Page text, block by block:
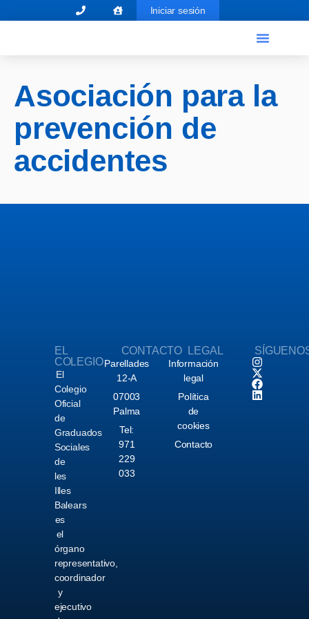
Iniciar sesión
Asociación para la
prevención de
accidentes
EL
COLEGIO
El
Colegio
Oficial
de
Graduados
Sociales
de
les
Illes
Balears
es
el
órgano
representativo,
coordinador
y
ejecutivo
CONTACTO
Parellades
12-A
07003
Palma
Tel:
971
229
033
LEGAL
Información
legal
Política
de
cookies
Contacto